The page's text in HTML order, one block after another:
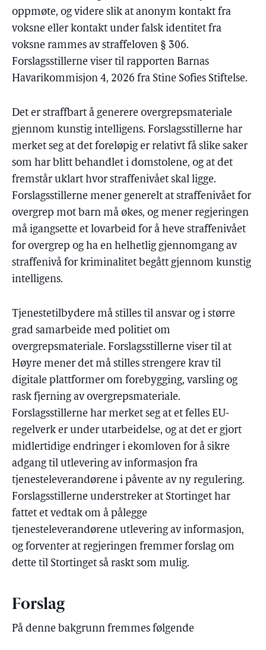
oppmøte, og videre slik at anonym kontakt fra
voksne eller kontakt under falsk identitet fra
voksne rammes av straffeloven § 306.
Forslagsstillerne viser til rapporten Barnas
Havarikommisjon 4, 2026 fra Stine Sofies Stiftelse.
Det er straffbart å generere overgrepsmateriale
gjennom kunstig intelligens. Forslagsstillerne har
merket seg at det foreløpig er relativt få slike saker
som har blitt behandlet i domstolene, og at det
fremstår uklart hvor straffenivået skal ligge.
Forslagsstillerne mener generelt at straffenivået for
overgrep mot barn må økes, og mener regjeringen
må igangsette et lovarbeid for å heve straffenivået
for overgrep og ha en helhetlig gjennomgang av
straffenivå for kriminalitet begått gjennom kunstig
intelligens.
Tjenestetilbydere må stilles til ansvar og i større
grad samarbeide med politiet om
overgrepsmateriale. Forslagsstillerne viser til at
Høyre mener det må stilles strengere krav til
digitale plattformer om forebygging, varsling og
rask fjerning av overgrepsmateriale.
Forslagsstillerne har merket seg at et felles EU-
regelverk er under utarbeidelse, og at det er gjort
midlertidige endringer i ekomloven for å sikre
adgang til utlevering av informasjon fra
tjenesteleverandørene i påvente av ny regulering.
Forslagsstillerne understreker at Stortinget har
fattet et vedtak om å pålegge
tjenesteleverandørene utlevering av informasjon,
og forventer at regjeringen fremmer forslag om
dette til Stortinget så raskt som mulig.
Forslag
På denne bakgrunn fremmes følgende